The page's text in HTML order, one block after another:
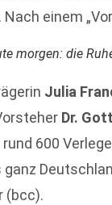
einem
morgen: die
Julia
Dr.
rund 600
ganz
(bcc).